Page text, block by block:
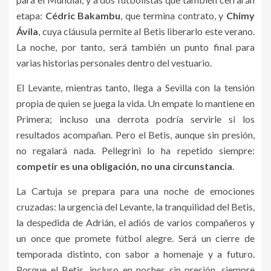
etapa: Cédric Bakambu, que termina contrato, y Chimy
Ávila, cuya cláusula permite al Betis liberarlo este verano.
La noche, por tanto, será también un punto final para
varias historias personales dentro del vestuario.
El Levante, mientras tanto, llega a Sevilla con la tensión
propia de quien se juega la vida. Un empate lo mantiene en
Primera; incluso una derrota podría servirle si los
resultados acompañan. Pero el Betis, aunque sin presión,
no regalará nada. Pellegrini lo ha repetido siempre:
competir es una obligación, no una circunstancia.
La Cartuja se prepara para una noche de emociones
cruzadas: la urgencia del Levante, la tranquilidad del Betis,
la despedida de Adrián, el adiós de varios compañeros y
un once que promete fútbol alegre. Será un cierre de
temporada distinto, con sabor a homenaje y a futuro.